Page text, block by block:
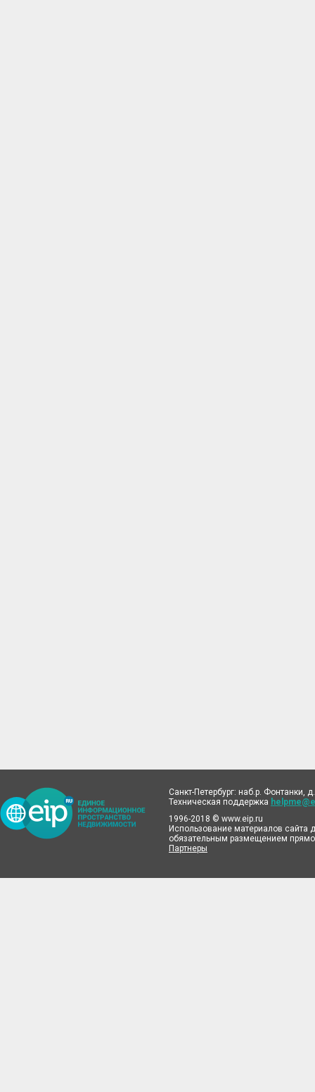
Санкт-Петербург: наб.р. Фонтанки,
Техническая поддержка
1996-2018 © www.eip.ru
Использование материалов сайта
обязательным размещением
Партнеры